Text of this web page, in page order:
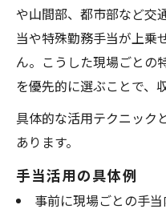
や山間部、都市部など交
当や特殊勤務手当が上乗
ん。こうした現場ごとの
を優先的に選ぶことで、
具体的な活用テクニック
あります。
手当活用の具体例
事前に現場ごとの手